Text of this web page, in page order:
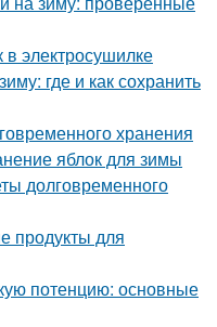
электросушилке
где и как сохранить
хранения
яблок для зимы
долговременного
продукты для
потенцию: основные